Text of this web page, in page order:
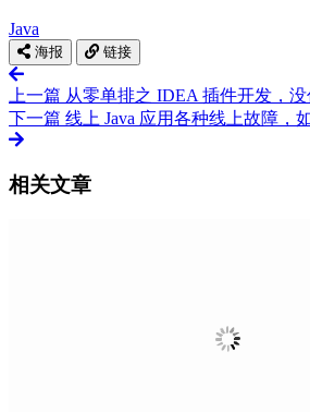
Java
海报 链接
上一篇 从零单排之 IDEA 插件开发，没
下一篇 线上 Java 应用各种线上故障，
相关文章